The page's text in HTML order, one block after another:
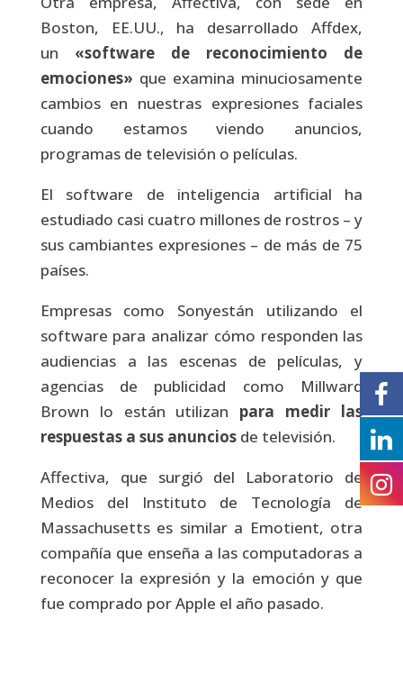
Boston, EE.UU., ha desarrollado Affdex,
un «software de reconocimiento de
emociones» que examina minuciosamente
cambios en nuestras expresiones faciales
cuando estamos viendo anuncios,
programas de televisión o películas.
El software de inteligencia artificial ha
estudiado casi cuatro millones de rostros – y
sus cambiantes expresiones – de más de 75
países.
Empresas como Sonyestán utilizando el
software para analizar cómo responden las
audiencias a las escenas de películas, y
agencias de publicidad como Millward
Brown lo están utilizan para medir las
respuestas a sus anunciosde televisión.
Affectiva, que surgió del Laboratorio de
Medios del Instituto de Tecnología de
Massachusetts es similar a Emotient, otra
compañía que enseña a las computadoras a
reconocer la expresión y la emoción y que
fue comprado por Apple el año pasado.